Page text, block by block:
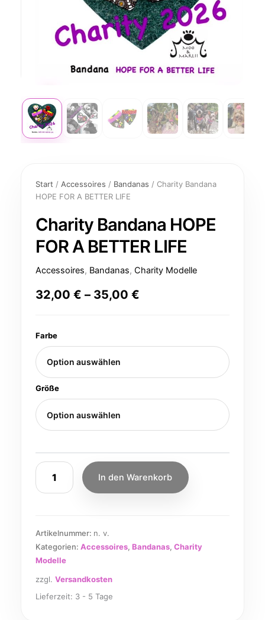
Start / Accessoires / Bandanas / Charity Bandana
HOPE FOR A BETTER LIFE
Charity Bandana HOPE
FOR A BETTER LIFE
Accessoires, Bandanas, Charity Modelle
32,00 € – 35,00 €
Farbe
Größe
Bandana
HOPE
A
BETTER
LIFE
Menge
In den Warenkorb
Artikelnummer: n. v.
Kategorien: Accessoires, Bandanas, Charity
Modelle
zzgl. Versandkosten
Lieferzeit: 3 - 5 Tage